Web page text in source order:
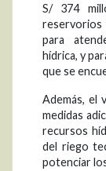
S/ 374
reservorios
para
hídrica, y
que se
Además, el
medidas
recursos
del riego
potenciar